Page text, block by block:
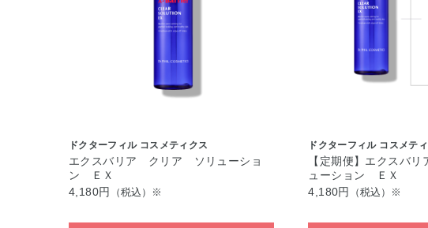
ドクターフィル コスメティクス
エクスバリア クリア ソリューショ
ン ＥＸ
4,180円
（税込）※
ドクターフィル コスメテ
【定期便】エクスバ
ューション ＥＸ
4,180円
（税込）※